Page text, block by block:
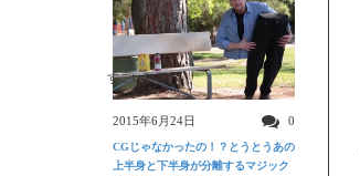
すごい動画
2015年6月24日 0
CGじゃなかったの！？とうとうあの
上半身と下半身が分離するマジック